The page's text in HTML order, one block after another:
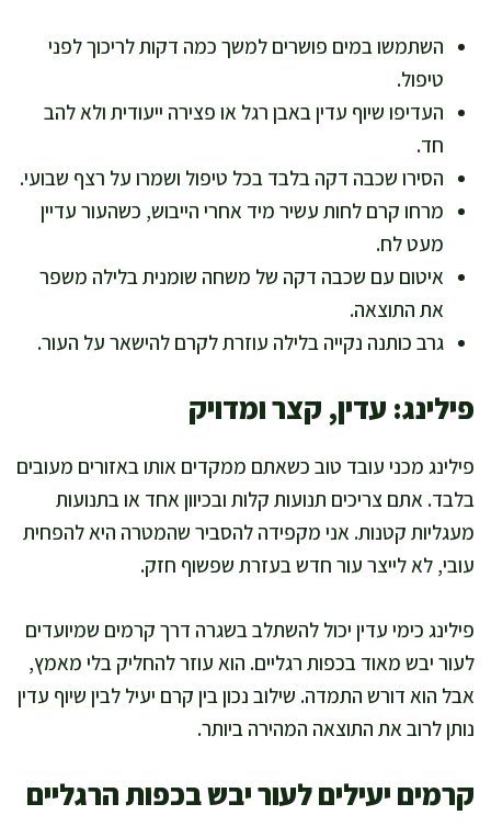
השתמשו במים פושרים למשך כמה דקות לריכוך לפני
טיפול.
העדיפו שיוף עדין באבן רגל או פצירה ייעודית ולא להב
חד.
הסירו שכבה דקה בלבד בכל טיפול ושמרו על רצף שבועי.
מרחו קרם לחות עשיר מיד אחרי הייבוש, כשהעור עדיין
מעט לח.
איטום עם שכבה דקה של משחה שומנית בלילה משפר
את התוצאה.
גרב כותנה נקייה בלילה עוזרת לקרם להישאר על העור.
פילינג: עדין, קצר ומדויק
פילינג מכני עובד טוב כשאתם ממקדים אותו באזורים מעובים
בלבד. אתם צריכים תנועות קלות ובכיוון אחד או בתנועות
מעגליות קטנות. אני מקפידה להסביר שהמטרה היא להפחית
עובי, לא לייצר עור חדש בעזרת שפשוף חזק.
פילינג כימי עדין יכול להשתלב בשגרה דרך קרמים שמיועדים
לעור יבש מאוד בכפות רגליים. הוא עוזר להחליק בלי מאמץ,
אבל הוא דורש התמדה. שילוב נכון בין קרם יעיל לבין שיוף עדין
נותן לרוב את התוצאה המהירה ביותר.
קרמים יעילים לעור יבש בכפות הרגליים